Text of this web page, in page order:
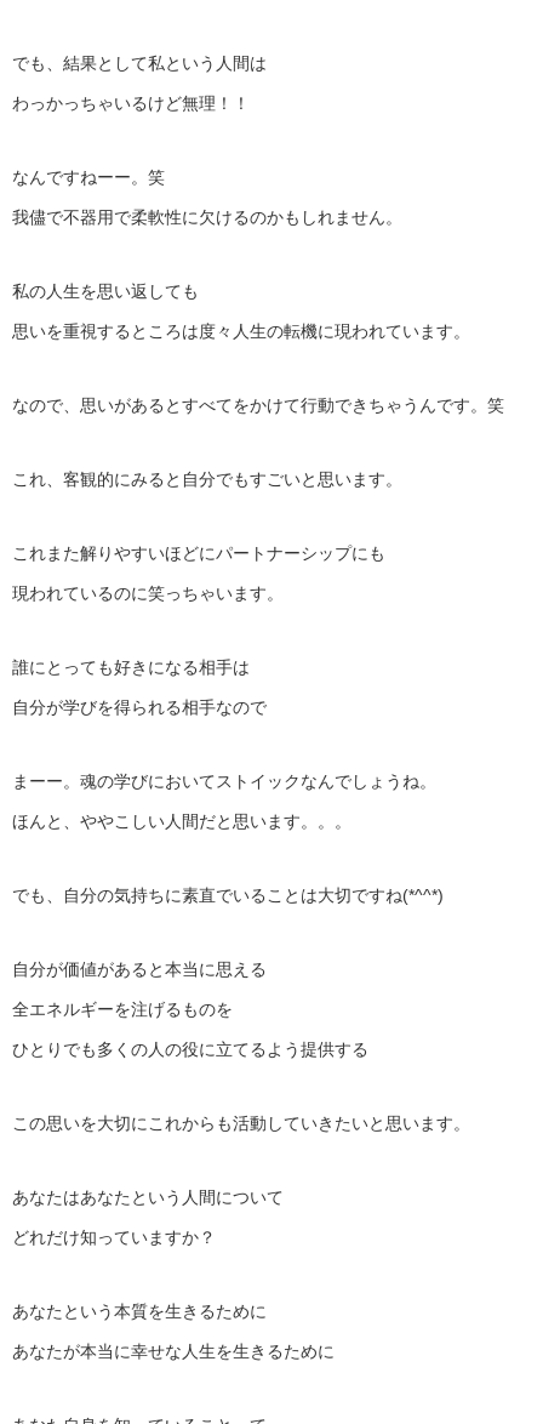
でも、結果として私という人間は
わっかっちゃいるけど無理！！
なんですねーー。笑
我儘で不器用で柔軟性に欠けるのかもしれません。
私の人生を思い返しても
思いを重視するところは度々人生の転機に現われています。
なので、思いがあるとすべてをかけて行動できちゃうんです。笑
これ、客観的にみると自分でもすごいと思います。
これまた解りやすいほどにパートナーシップにも
現われているのに笑っちゃいます。
誰にとっても好きになる相手は
自分が学びを得られる相手なので
まーー。魂の学びにおいてストイックなんでしょうね。
ほんと、ややこしい人間だと思います。。。
でも、自分の気持ちに素直でいることは大切ですね(*^^*)
自分が価値があると本当に思える
全エネルギーを注げるものを
ひとりでも多くの人の役に立てるよう提供する
この思いを大切にこれからも活動していきたいと思います。
あなたはあなたという人間について
どれだけ知っていますか？
あなたという本質を生きるために
あなたが本当に幸せな人生を生きるために